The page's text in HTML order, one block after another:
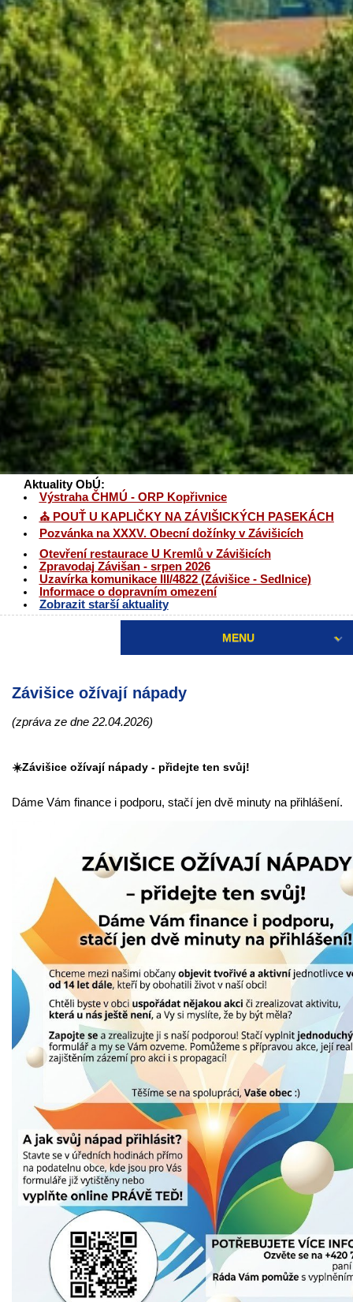
Aktuality ObÚ:
Výstraha ČHMÚ - ORP Kopřivnice
⛪ POUŤ U KAPLIČKY NA ZÁVIŠICKÝCH PASEKÁCH
Pozvánka na XXXV. Obecní dožínky v Závišicích
Otevření restaurace U Kremlů v Závišicích
Zpravodaj Závišan - srpen 2026
Uzavírka komunikace III/4822 (Závišice - Sedlnice)
Informace o dopravním omezení
Zobrazit starší aktuality
MENU
Závišice ožívají nápady
(zpráva ze dne 22.04.2026)
☀️Závišice ožívají nápady - přidejte ten svůj!
Dáme Vám finance i podporu, stačí jen dvě minuty na přihlášení.